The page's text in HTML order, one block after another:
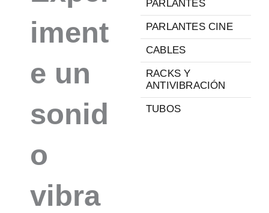
iment
e un
sonid
o
vibra
PARLANTES
PARLANTES CINE
CABLES
RACKS Y
ANTIVIBRACIÓN
TUBOS